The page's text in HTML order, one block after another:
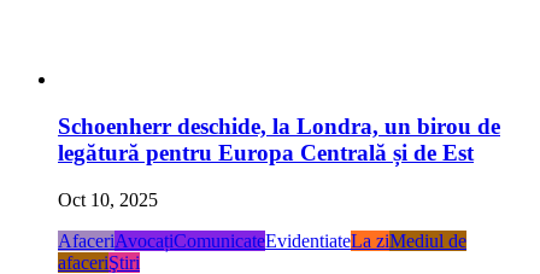
Schoenherr deschide, la Londra, un birou de
legătură pentru Europa Centrală și de Est
Oct 10, 2025
AfaceriAvocațiComunicateEvidentiateLa ziMediul de
afaceriŞtiri